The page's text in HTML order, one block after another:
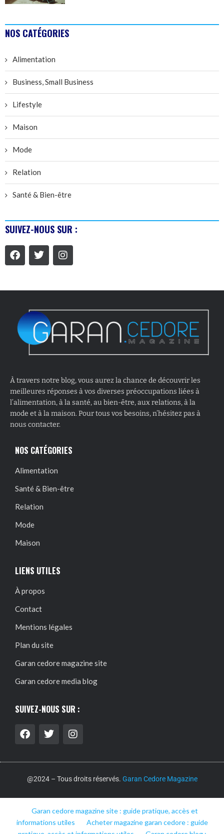
NOS CATÉGORIES
Alimentation
Business, Small Business
Lifestyle
Maison
Mode
Relation
Santé & Bien-être
SUIVEZ-NOUS SUR :
À travers notre blog, vous aurez la chance de découvrir les
meilleures réponses à vos diverses préoccupations liées à
l’alimentation, à la santé, au bien-être, aux relations, à la
mode et à la maison. Pour tous vos besoins, n’hésitez pas à
nous contacter.
NOS CATÉGORIES
Alimentation
Santé & Bien-être
Relation
Mode
Maison
LIENS UTILES
À propos
Contact
Mentions légales
Plan du site
Garan cedore magazine site
Garan cedore media blog
SUIVEZ-NOUS SUR :
@2024 – Tous droits réservés. Garan Cedore Magazine
Garan cedore magazine site : guide pratique, accès et
informations utiles
Acheter magazine garan cedore : guide